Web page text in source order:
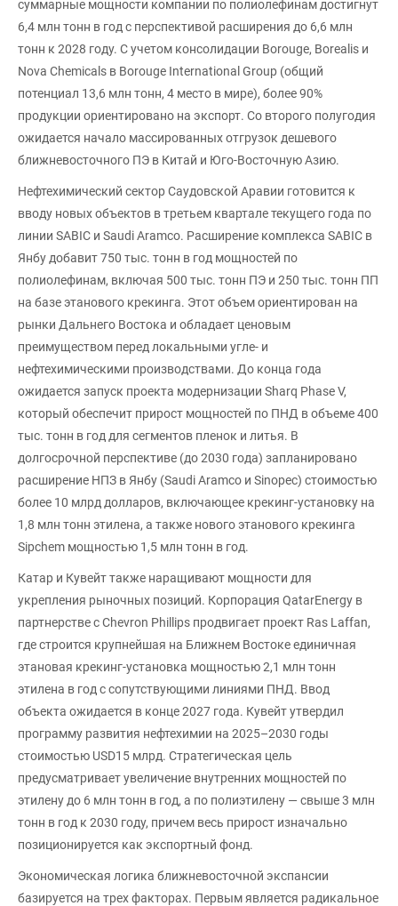
суммарные мощности компании по полиолефинам достигнут
6,4 млн тонн в год с перспективой расширения до 6,6 млн
тонн к 2028 году. С учетом консолидации Borouge, Borealis и
Nova Chemicals в Borouge International Group (общий
потенциал 13,6 млн тонн, 4 место в мире), более 90%
продукции ориентировано на экспорт. Со второго полугодия
ожидается начало массированных отгрузок дешевого
ближневосточного ПЭ в Китай и Юго-Восточную Азию.
Нефтехимический сектор Саудовской Аравии готовится к
вводу новых объектов в третьем квартале текущего года по
линии SABIC и Saudi Aramco. Расширение комплекса SABIC в
Янбу добавит 750 тыс. тонн в год мощностей по
полиолефинам, включая 500 тыс. тонн ПЭ и 250 тыс. тонн ПП
на базе этанового крекинга. Этот объем ориентирован на
рынки Дальнего Востока и обладает ценовым
преимуществом перед локальными угле- и
нефтехимическими производствами. До конца года
ожидается запуск проекта модернизации Sharq Phase V,
который обеспечит прирост мощностей по ПНД в объеме 400
тыс. тонн в год для сегментов пленок и литья. В
долгосрочной перспективе (до 2030 года) запланировано
расширение НПЗ в Янбу (Saudi Aramco и Sinopec) стоимостью
более 10 млрд долларов, включающее крекинг-установку на
1,8 млн тонн этилена, а также нового этанового крекинга
Sipchem мощностью 1,5 млн тонн в год.
Катар и Кувейт также наращивают мощности для
укрепления рыночных позиций. Корпорация QatarEnergy в
партнерстве с Chevron Phillips продвигает проект Ras Laffan,
где строится крупнейшая на Ближнем Востоке единичная
этановая крекинг-установка мощностью 2,1 млн тонн
этилена в год с сопутствующими линиями ПНД. Ввод
объекта ожидается в конце 2027 года. Кувейт утвердил
программу развития нефтехимии на 2025–2030 годы
стоимостью USD15 млрд. Стратегическая цель
предусматривает увеличение внутренних мощностей по
этилену до 6 млн тонн в год, а по полиэтилену — свыше 3 млн
тонн в год к 2030 году, причем весь прирост изначально
позиционируется как экспортный фонд.
Экономическая логика ближневосточной экспансии
базируется на трех факторах. Первым является радикальное